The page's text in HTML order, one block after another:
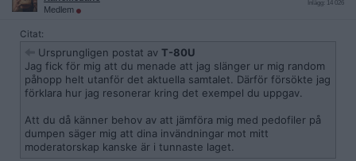
Medlem
Inlägg: 14 026
Citat:
Ursprungligen postat av T-80U
Jag fick för mig att du menade att jag slänger ur mig random
påhopp helt utanför det aktuella samtalet. Därför försökte jag
förklara hur jag resonerar kring det exempel du uppgav.
Att du då känner behov av att jämföra mig med pedofiler på
dumpen säger mig att dina invändningar mot mitt
moderatorskap kanske är i tunnaste laget.